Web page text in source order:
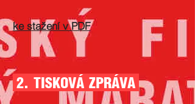
ke stažení v PDF
2. TISKOVÁ ZPRÁVA